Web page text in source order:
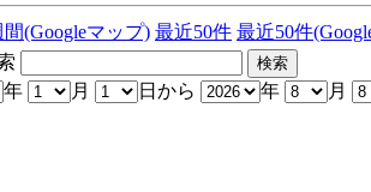
(Googleマップ) 最近50件 最近50件
年 月 日から 年 月